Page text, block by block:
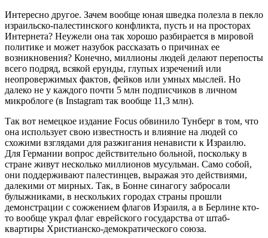
Интересно другое. Зачем вообще юная шведка полезла в пекло
израильско-палестинского конфликта, пусть и на просторах
Интернета? Неужели она так хорошо разбирается в мировой
политике и может назубок рассказать о причинах ее
возникновения? Конечно, миллионы людей делают перепосты
всего подряд, всякой ерунды, глупых изречений или
неопровержимых фактов, фейков или умных мыслей. Но
далеко не у каждого почти 5 млн подписчиков в личном
микроблоге (в Instagram так вообще 11,3 млн).
Так вот немецкое издание Focus обвинило Тунберг в том, что
она использует свою известность и влияние на людей со
схожими взглядами для разжигания ненависти к Израилю.
Для Германии вопрос действительно больной, поскольку в
стране живут несколько миллионов мусульман. Само собой,
они поддерживают палестинцев, выражая это действиями,
далекими от мирных. Так, в Бонне синагогу забросали
булыжниками, в нескольких городах страны прошли
демонстрации с сожжением флагов Израиля, а в Берлине кто-
то вообще украл флаг еврейского государства от штаб-
квартиры Христианско-демократического союза.